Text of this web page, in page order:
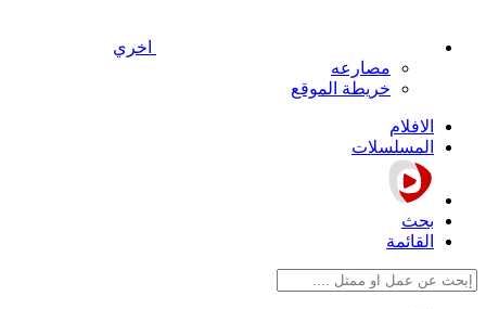
اخري
مصارعه
خريطة الموقع
الافلام
المسلسلات
بحث
القائمة